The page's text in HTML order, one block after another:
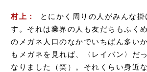
村上：
とにかく周りの人がみんな
す。それは業界の人も友だちもふく
のメガネ人口のなかでいちばん多い
もメガネを見れば、〈レイバン〉だ
なりました（笑）。それくらい身近